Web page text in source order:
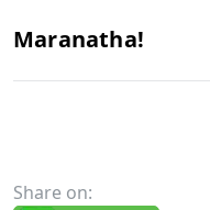
Maranatha!
Share on: